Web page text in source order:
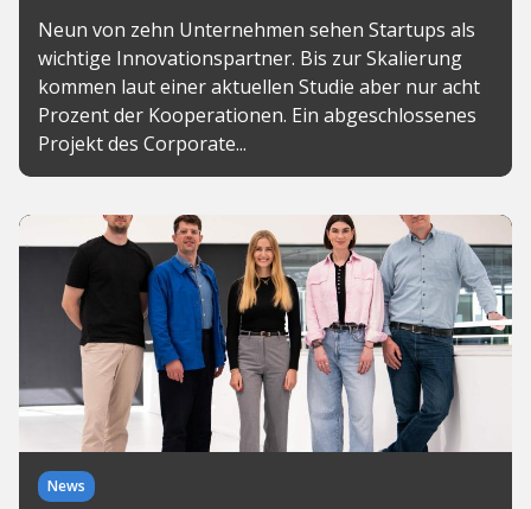
Neun von zehn Unternehmen sehen Startups als
wichtige Innovationspartner. Bis zur Skalierung
kommen laut einer aktuellen Studie aber nur acht
Prozent der Kooperationen. Ein abgeschlossenes
Projekt des Corporate...
News